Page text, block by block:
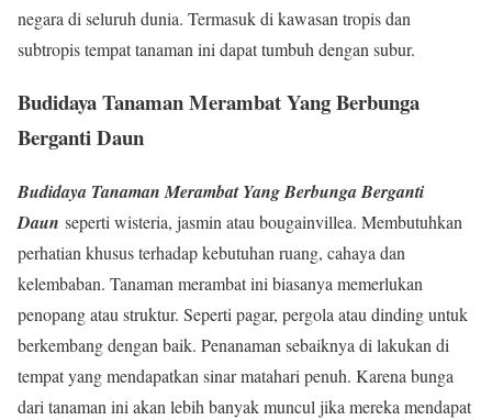
negara di seluruh dunia. Termasuk di kawasan tropis dan
subtropis tempat tanaman ini dapat tumbuh dengan subur.
Budidaya Tanaman Merambat Yang Berbunga
Berganti Daun
Budidaya Tanaman Merambat Yang Berbunga Berganti
Daun seperti wisteria, jasmin atau bougainvillea. Membutuhkan
perhatian khusus terhadap kebutuhan ruang, cahaya dan
kelembaban. Tanaman merambat ini biasanya memerlukan
penopang atau struktur. Seperti pagar, pergola atau dinding untuk
berkembang dengan baik. Penanaman sebaiknya di lakukan di
tempat yang mendapatkan sinar matahari penuh. Karena bunga
dari tanaman ini akan lebih banyak muncul jika mereka mendapat